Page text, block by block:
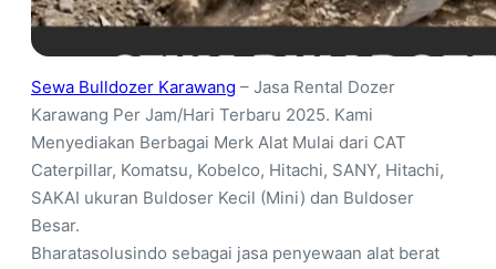
Sewa Bulldozer Karawang – Jasa Rental Dozer
Karawang Per Jam/Hari Terbaru 2025. Kami
Menyediakan Berbagai Merk Alat Mulai dari CAT
Caterpillar, Komatsu, Kobelco, Hitachi, SANY, Hitachi,
SAKAI ukuran Buldoser Kecil (Mini) dan Buldoser
Besar.
Bharatasolusindo sebagai jasa penyewaan alat berat